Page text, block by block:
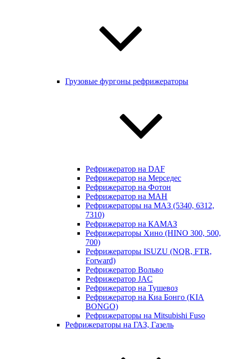
Грузовые фургоны рефрижераторы
Рефрижератор на DAF
Рефрижератор на Мерседес
Рефрижератор на Фотон
Рефрижератор на МАН
Рефрижераторы на МАЗ (5340, 6312,
7310)
Рефрижератор на КАМАЗ
Рефрижераторы Хино (HINO 300, 500,
700)
Рефрижераторы ISUZU (NQR, FTR,
Forward)
Рефрижератор Вольво
Рефрижератор JAC
Рефрижератор на Тушевоз
Рефрижератор на Киа Бонго (KIA
BONGO)
Рефрижераторы на Mitsubishi Fuso
Рефрижераторы на ГАЗ, Газель